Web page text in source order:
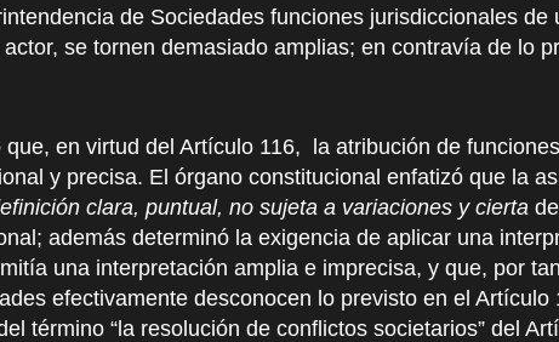
de Sociedades funciones jurisdiccionales
se tornen demasiado amplias; en contravía de lo
en virtud del Artículo 116, la atribución de
y precisa. El órgano constitucional enfatizó que la
clara, puntual, no sujeta a variaciones y cierta
además determinó la exigencia de aplicar una
una interpretación amplia e imprecisa, y que, por
efectivamente desconocen lo previsto en el
término “la resolución de conflictos societarios” del